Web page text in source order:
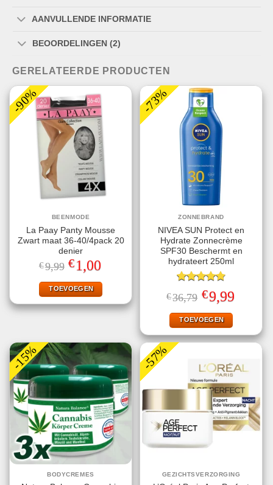
AANVULLENDE INFORMATIE
BEOORDELINGEN (2)
GERELATEERDE PRODUCTEN
-90%
BEENMODE
La Paay Panty Mousse
Zwart maat 36-40/4pack 20
denier
€9,99 Oorspronkelijke
prijs
was:
€9,99.
€1,00
is:
€1,00.
TOEVOEGEN
-73%
ZONNEBRAND
NIVEA SUN Protect en
Hydrate Zonnecrème
SPF30 Beschermt en
hydrateert 250ml
Gewaardeerd
4.78uit 5
€36,79 Oorspronkelijke
prijs
was:
€36,79.
€9,99Huidige
prijs
TOEVOEGEN
-15%
BODYCREMES
-57%
GEZICHTSVERZORGING